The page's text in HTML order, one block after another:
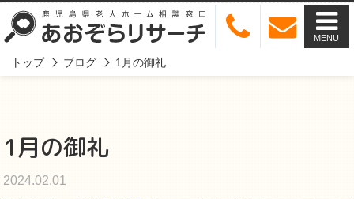
MENU
トップ ブログ 1月の御礼
1月の御礼
2024.02.01